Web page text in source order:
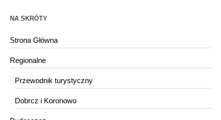
NA SKRÓTY
Strona Główna
Regionalne
Przewodnik turystyczny
Dobrcz i Koronowo